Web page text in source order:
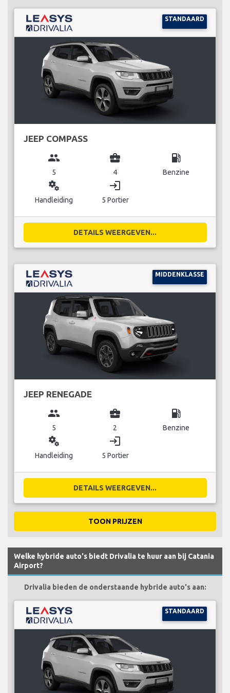
STANDAARD
JEEP COMPASS
group
5
business_center
4
local_gas_station
Benzine
miscellaneous_services
Handleiding
login
5 Portier
DETAILS WEERGEVEN...
MIDDENKLASSE
JEEP RENEGADE
group
5
business_center
2
local_gas_station
Benzine
miscellaneous_services
Handleiding
login
5 Portier
DETAILS WEERGEVEN...
TOON PRIJZEN
Welke hybride auto's biedt Drivalia te huur aan bij Catania
Airport?
Drivalia bieden de onderstaande hybride auto's aan:
STANDAARD